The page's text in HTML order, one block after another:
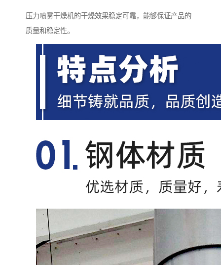
压力喷雾干燥机的干燥效果稳定可靠，能够保证产品的
质量和稳定性。